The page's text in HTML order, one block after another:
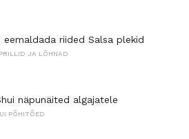
eemaldada riided Salsa plekid
JA LÕHNAD
näpunäited algajatele
PÕHITÕED